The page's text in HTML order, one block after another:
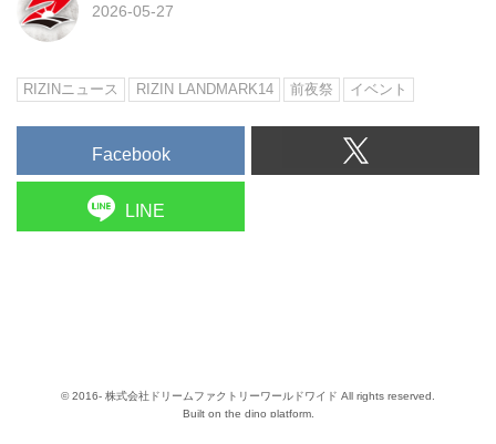
2026-05-27
RIZINニュース RIZIN LANDMARK14 前夜祭 イベント
Facebook
LINE
© 2016- 株式会社ドリームファクトリーワールドワイド All rights reserved.
Built on the dino platform.